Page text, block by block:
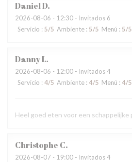
DanielD
2026-08-06 - 12:30 - Invitados 6
Servicio : 5/5 Ambiente : 5/5 Menú : 5/5
DannyL
2026-08-06 - 12:00 - Invitados 4
Servicio : 4/5 Ambiente : 4/5 Menú : 4/5
Heel goed eten voor een schappelijke
Christophe C
2026-08-07 - 19:00 - Invitados 4